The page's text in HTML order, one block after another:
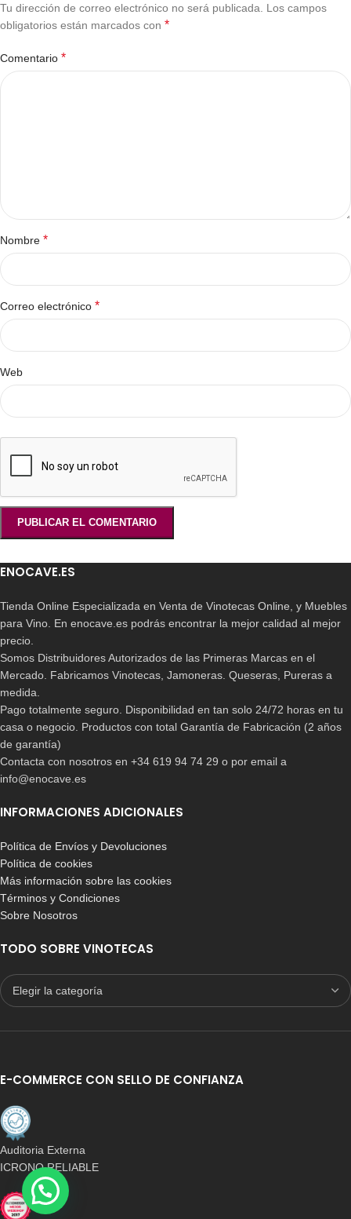
Tu dirección de correo electrónico no será publicada.
Los campos
obligatorios están marcados con *
Comentario *
Nombre *
Correo electrónico *
Web
ENOCAVE.ES
Tienda Online Especializada en Venta de Vinotecas Online, y Muebles
para Vino. En enocave.es podrás encontrar la mejor calidad al mejor
precio.
Somos Distribuidores Autorizados de las Primeras Marcas en el
Mercado. Fabricamos Vinotecas, Jamoneras. Queseras, Pureras a
medida.
Pago totalmente seguro. Disponibilidad en tan solo 24/72 horas en tu
casa o negocio. Productos con total Garantía de Fabricación (2 años
de garantía)
Contacta con nosotros en +34 619 94 74 29 o por email a
info@enocave.es
INFORMACIONES ADICIONALES
Política de Envíos y Devoluciones
Política de cookies
Más información sobre las cookies
Términos y Condiciones
Sobre Nosotros
TODO SOBRE VINOTECAS
E-COMMERCE CON SELLO DE CONFIANZA
Auditoria Externa
ICRONO RELIABLE